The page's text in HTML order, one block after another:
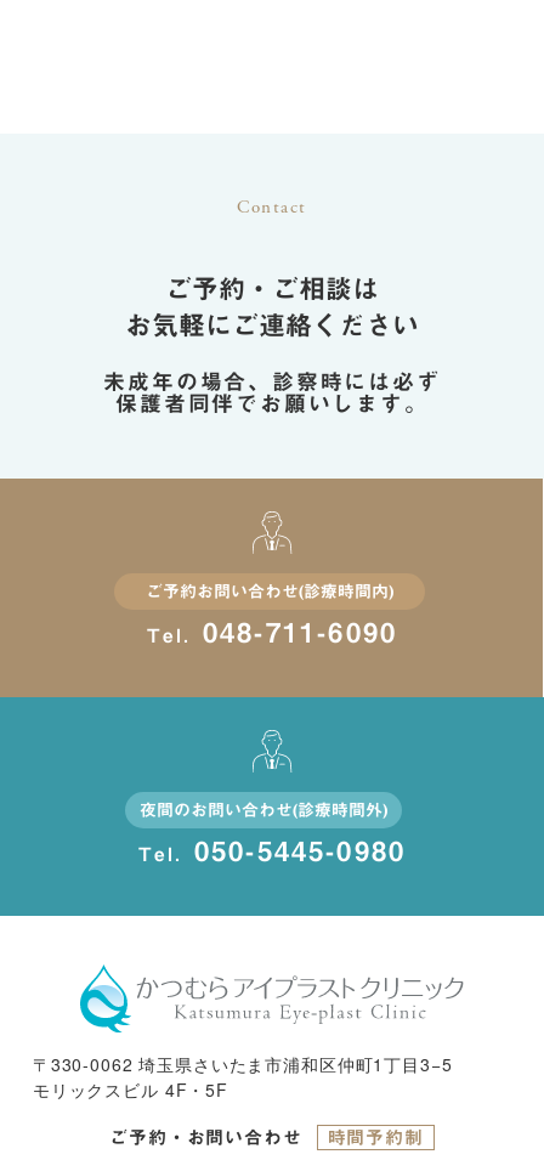
未成年の場合、診察時には必ず
保護者同伴でお願いします。
ご予約・ご相談は
お気軽にご連絡ください
Contact
ご予約お問い合わせ(診療時間内)
Tel. 048-711-6090
夜間のお問い合わせ(診療時間外)
Tel. 050-5445-0980
〒330-0062 埼玉県さいたま市浦和区仲町1丁目3−5
モリックスビル 4F・5F
ご予約・お問い合わせ 時間予約制